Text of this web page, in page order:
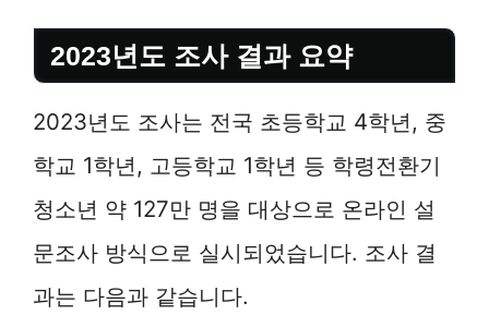
2023년도 조사 결과 요약
2023년도 조사는 전국 초등학교 4학년, 중
학교 1학년, 고등학교 1학년 등 학령전환기
청소년 약 127만 명을 대상으로 온라인 설
문조사 방식으로 실시되었습니다. 조사 결
과는 다음과 같습니다.